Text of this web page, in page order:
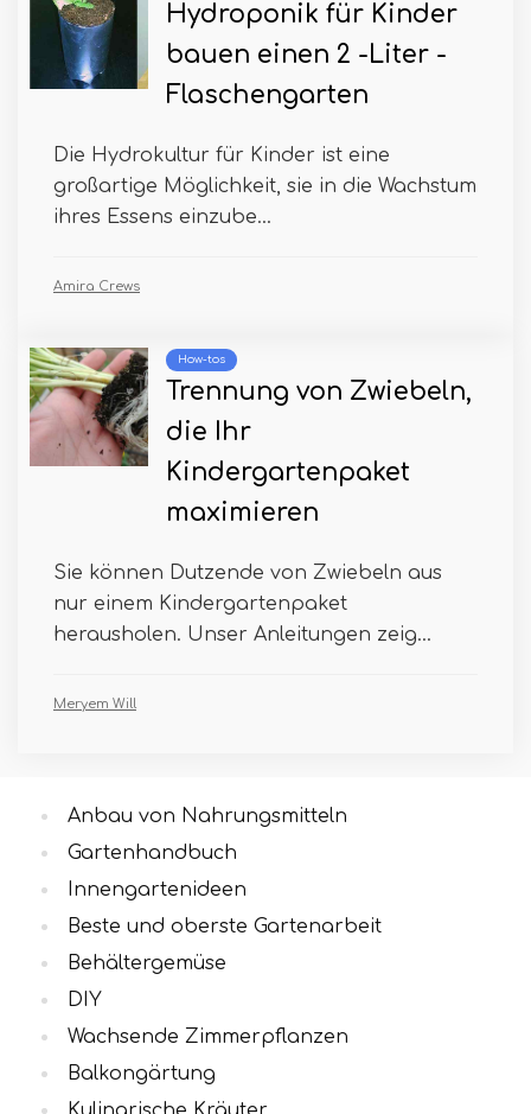
Hydroponik für Kinder
bauen einen 2 -Liter -
Flaschengarten
Die Hydrokultur für Kinder ist eine
großartige Möglichkeit, sie in die Wachstum
ihres Essens einzube...
Amira Crews
How-tos
Trennung von Zwiebeln,
die Ihr
Kindergartenpaket
maximieren
Sie können Dutzende von Zwiebeln aus
nur einem Kindergartenpaket
herausholen. Unser Anleitungen zeig...
Meryem Will
Anbau von Nahrungsmitteln
Gartenhandbuch
Innengartenideen
Beste und oberste Gartenarbeit
Behältergemüse
DIY
Wachsende Zimmerpflanzen
Balkongärtung